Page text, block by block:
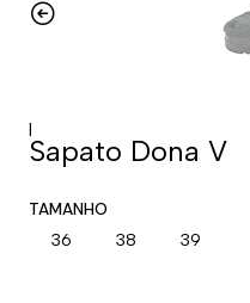
|
Sapato Dona V
TAMANHO
36 38 39